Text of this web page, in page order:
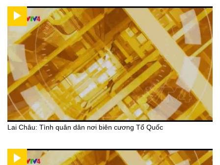
Lai Châu: Tình quân dân nơi biên cương Tổ Quốc